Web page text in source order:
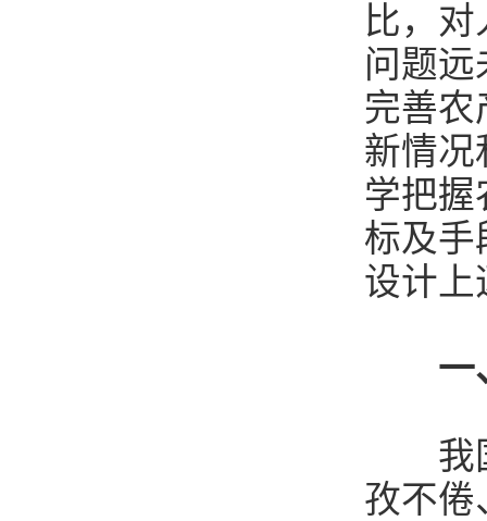
比，
问题
完善农
新情况
学把握
标及手
设计上
一
我国
孜不倦